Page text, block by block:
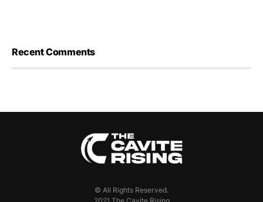
Recent Comments
© All Rights Reserved.